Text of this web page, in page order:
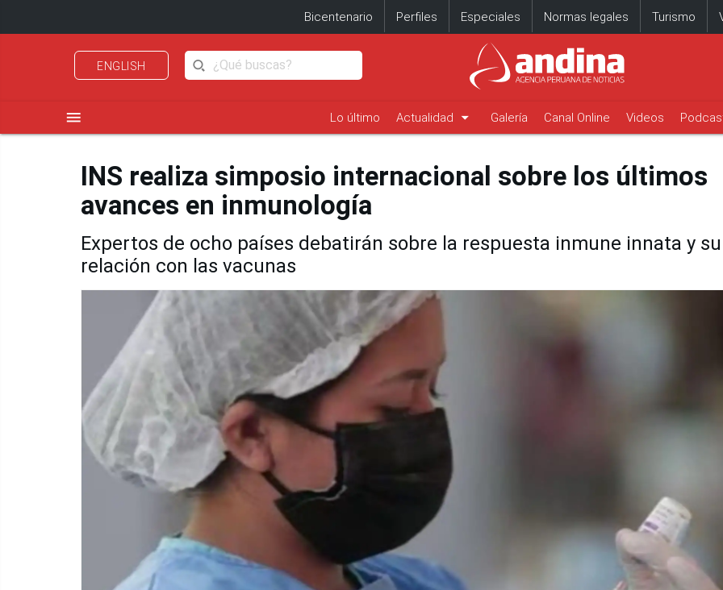
Bicentenario Perfiles Especiales Normas legales Turismo
ENGLISH
menu Lo último Actualidad arrow_drop_down Galería Canal Online Videos
INS realiza simposio internacional sobre los últimos
avances en inmunología
Expertos de ocho países debatirán sobre la respuesta inmune innata y su
relación con las vacunas